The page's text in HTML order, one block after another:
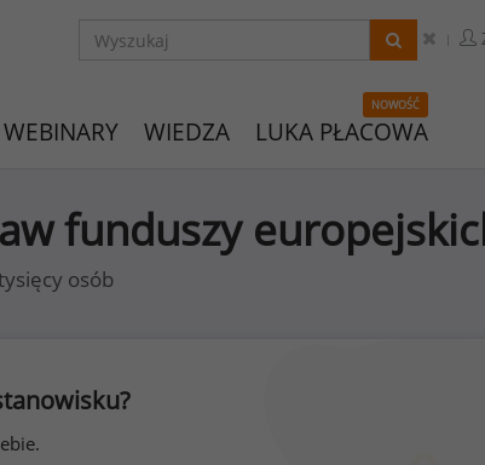
WEBINARY WIEDZA
NOWOŚĆ
LUKA PŁACOWA
funduszy
osób